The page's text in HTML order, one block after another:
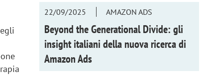
22/09/2025 AMAZON ADS
Beyond the Generational Divide: gli
insight italiani della nuova ricerca di
Amazon Ads